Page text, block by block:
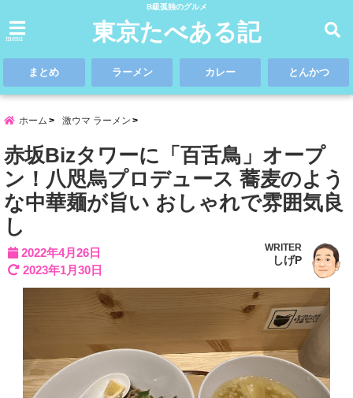
B級孤独のグルメ
menu 東京たべある記
まとめ ラーメン カレー とんかつ
ホーム 激ウマ ラーメン
赤坂Bizタワーに「百舌鳥」オープ
ン！八咫烏プロデュース 蕎麦のよう
な中華麺が旨い おしゃれで雰囲気良
し
2022年4月26日
2023年1月30日
WRITER
しげP